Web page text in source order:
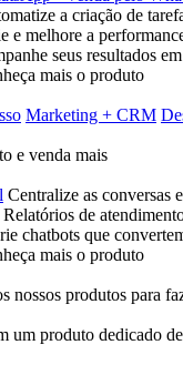
a criação de
e melhore a
seus resultados
mais o produto
Marketing + CRM
e venda mais
Centralize as conversas
Relatórios de
chatbots que
mais o produto
nossos produtos para
um produto dedicado